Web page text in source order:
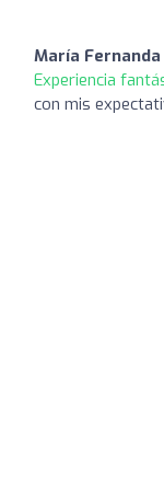
María
Experiencia
con mis